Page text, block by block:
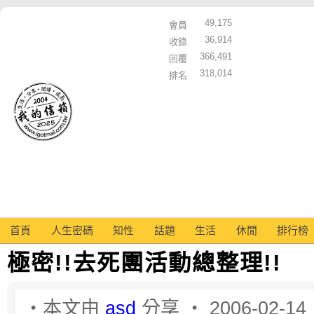
會員
49,175
收錄
36,914
回覆
366,491
排名
318,014
首頁 人生密碼 知性 話題 生活 休閒 排行榜
極密!!去死團活動總整理!!
‧本文由 asd 分享 ‧ 2006-02-